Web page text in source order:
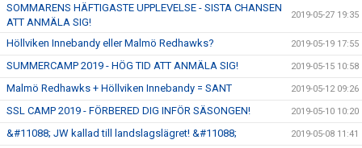
SOMMARENS HÄFTIGASTE UPPLEVELSE - SISTA CHANSEN
ATT ANMÄLA SIG!
2019-05-27 19:35
Höllviken Innebandy eller Malmö Redhawks? 2019-05-19 17:55
SUMMERCAMP 2019 - HÖG TID ATT ANMÄLA SIG! 2019-05-15 10:58
Malmö Redhawks + Höllviken Innebandy = SANT 2019-05-12 09:26
SSL CAMP 2019 - FÖRBERED DIG INFÖR SÄSONGEN! 2019-05-10 10:20
&#11088; JW kallad till landslagslägret! &#11088; 2019-05-08 11:41